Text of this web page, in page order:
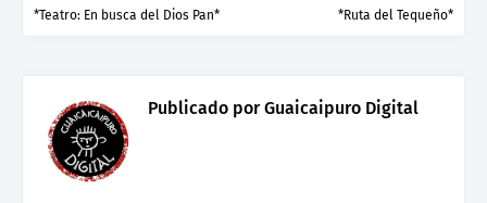
*Ruta del Tequeño*
*Teatro: En busca del Dios Pan*
Publicado porGuaicaipuro Digital